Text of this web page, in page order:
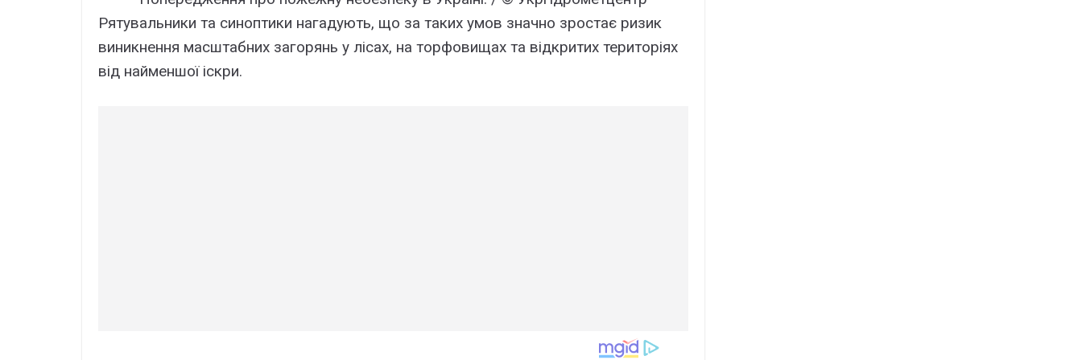
Рятувальники та синоптики нагадують, що за таких умов значно зростає ризик
виникнення масштабних загорянь у лісах, на торфовищах та відкритих територіях
від найменшої іскри.